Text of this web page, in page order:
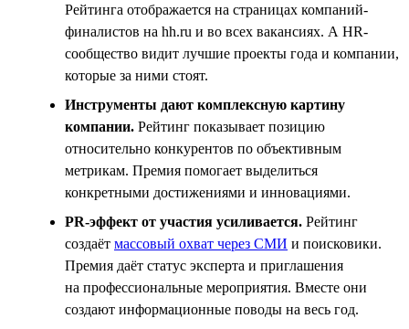
Рейтинга отображается на страницах компаний-
финалистов на hh.ru и во всех вакансиях. А HR-
сообщество видит лучшие проекты года и компании,
которые за ними стоят.
Инструменты дают комплексную картину
компании. Рейтинг показывает позицию
относительно конкурентов по объективным
метрикам. Премия помогает выделиться
конкретными достижениями и инновациями.
PR-эффект от участия усиливается. Рейтинг
создаёт массовый охват через СМИ и поисковики.
Премия даёт статус эксперта и приглашения
на профессиональные мероприятия. Вместе они
создают информационные поводы на весь год.